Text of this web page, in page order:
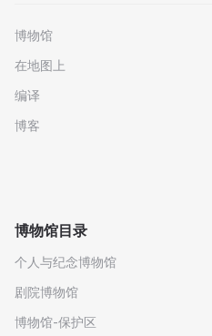
博物馆
在地图上
编译
博客
博物馆目录
个人与纪念博物馆
剧院博物馆
博物馆-保护区